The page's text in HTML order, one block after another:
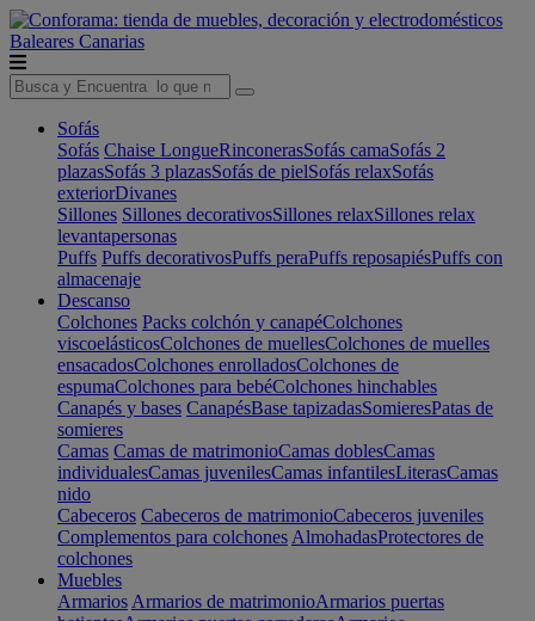
Baleares Canarias
Sofás
Sofás Chaise LongueRinconerasSofás camaSofás 2
plazasSofás 3 plazasSofás de pielSofás relaxSofás
exteriorDivanes
Sillones Sillones decorativosSillones relaxSillones relax
levantapersonas
Puffs Puffs decorativosPuffs peraPuffs reposapiésPuffs con
almacenaje
Descanso
Colchones Packs colchón y canapéColchones
viscoelásticosColchones de muellesColchones de muelles
ensacadosColchones enrolladosColchones de
espumaColchones para bebéColchones hinchables
Canapés y bases CanapésBase tapizadasSomieresPatas de
somieres
Camas Camas de matrimonioCamas doblesCamas
individualesCamas juvenilesCamas infantilesLiterasCamas
nido
Cabeceros Cabeceros de matrimonioCabeceros juveniles
Complementos para colchones AlmohadasProtectores de
colchones
Muebles
Armarios Armarios de matrimonioArmarios puertas